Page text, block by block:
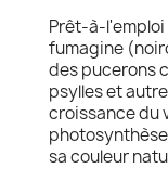
Prêt-à-
fumagine
des pucerons
psylles et
croissance du
sa couleur